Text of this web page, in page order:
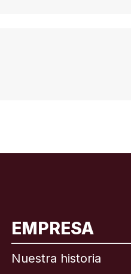
EMPRESA
Nuestra historia
English